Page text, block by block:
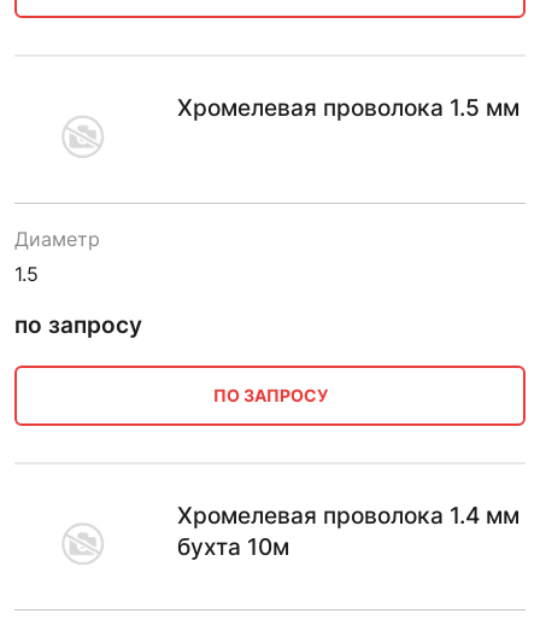
Хромелевая проволока 1.5 мм
Диаметр
1.5
по запросу
ПО ЗАПРОСУ
Хромелевая проволока 1.4 мм
бухта 10м